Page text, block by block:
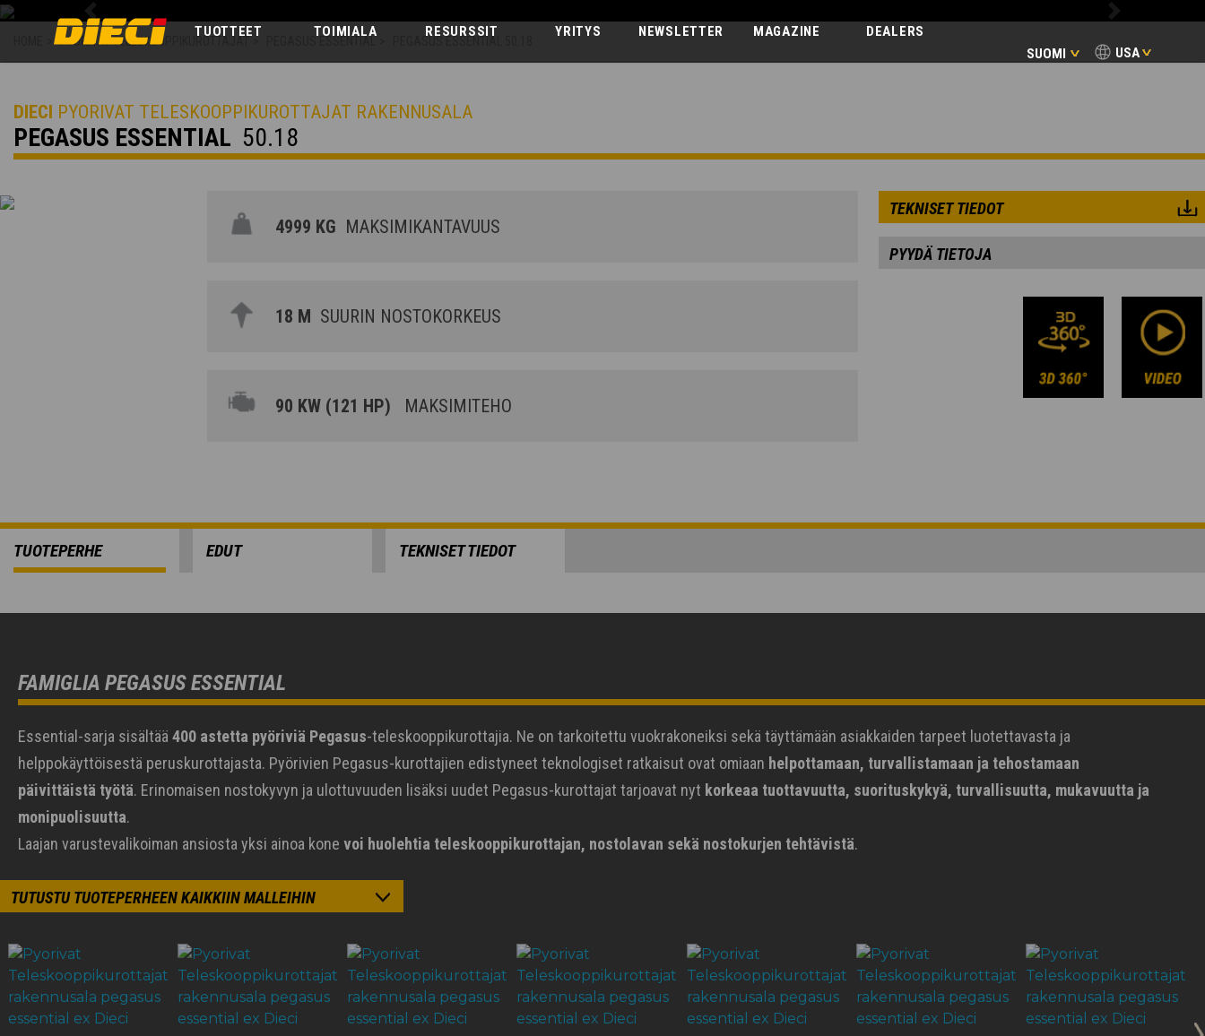
USA
SUOMI
NEWSLETTER MAGAZINE DEALERS
TUOTTEET TOIMIALA RESURSSIT YRITYS
Previous Next
PEGASUS ESSENTIAL
PYORIVAT TELESKOOPPIKUROTTAJAT
DIECI PYORIVAT TELESKOOPPIKUROTTAJAT RAKENNUSALA
PEGASUS ESSENTIAL 50.18
4999 KG MAKSIMIKANTAVUUS
18 M SUURIN NOSTOKORKEUS
90 KW (121 HP) MAKSIMITEHO
TEKNISET TIEDOT
PYYDÄ TIETOJA
TUOTEPERHE EDUT TEKNISET TIEDOT
FAMIGLIA PEGASUS ESSENTIAL
Essential-sarja sisältää 400 astetta pyöriviä Pegasus-teleskooppikurottajia. Ne on tarkoitettu vuokrakoneiksi sekä täyttämään asiakkaiden tarpeet luotettavasta ja
helppokäyttöisestä peruskurottajasta. Pyörivien Pegasus-kurottajien edistyneet teknologiset ratkaisut ovat omiaan helpottamaan, turvallistamaan ja tehostamaan
päivittäistä työtä. Erinomaisen nostokyvyn ja ulottuvuuden lisäksi uudet Pegasus-kurottajat tarjoavat nyt korkeaa tuottavuutta, suorituskykyä, turvallisuutta, mukavuutta ja
monipuolisuutta.
Laajan varustevalikoiman ansiosta yksi ainoa kone voi huolehtia teleskooppikurottajan, nostolavan sekä nostokurjen tehtävistä.
TUTUSTU TUOTEPERHEEN KAIKKIIN MALLEIHIN